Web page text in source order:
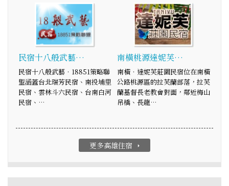
民宿十八般武藝…
民宿十八般武藝‧18851策略聯
盟涵蓋台北瑞芳民宿、南投埔里
民宿、雲林斗六民宿、台南白河
民宿、…
南橫桃源達妮芙…
南橫‧達妮芙莊園民宿位在南橫
公路桃源區的拉芙蘭部落，拉芙
蘭基督長老教會對面，鄰近梅山
吊橋、長龍…
更多高雄住宿 arrow_right